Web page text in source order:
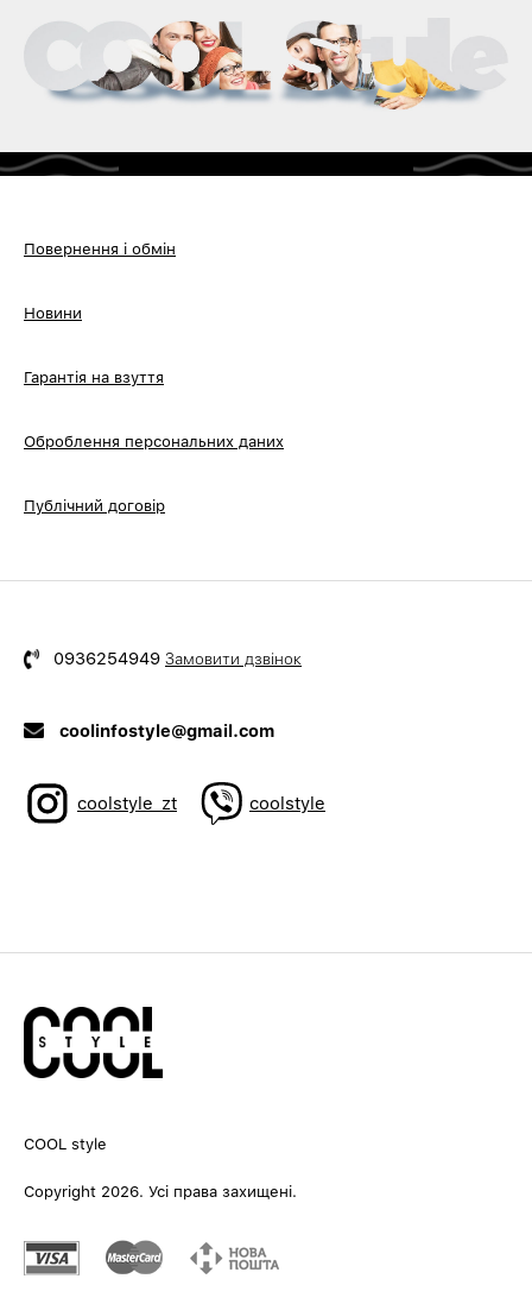
Повернення і обмін
Новини
Гарантія на взуття
Оброблення персональних даних
Публічний договір
0936254949 Замовити дзвінок
coolinfostyle@gmail.com
coolstyle_zt coolstyle
COOL style
Copyright 2026. Усі права захищені.